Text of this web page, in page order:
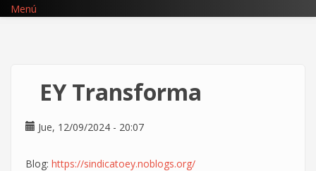
Pasar
Menú
EY Transforma
Jue, 12/09/2024 - 20:07
Blog: https://sindicatoey.noblogs.org/